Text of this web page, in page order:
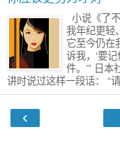
小说《了
我年纪更轻
它至今仍在
诉我，‘要
件。’” 日
讲时说过这样一段话： “
‹